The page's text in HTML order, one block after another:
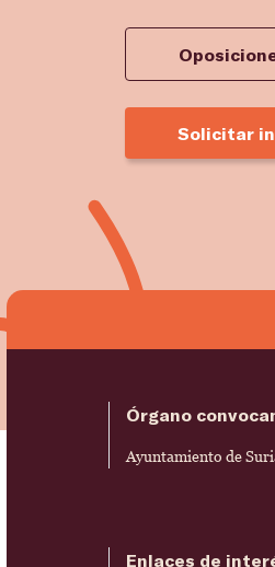
Solicitar
Órgano
Ayuntamiento de
Enlaces de